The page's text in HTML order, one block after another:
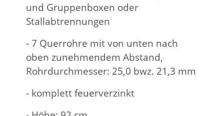
und Gruppenboxen oder
Stallabtrennungen
- 7 Querrohre mit von unten nach
oben zunehmendem Abstand,
Rohrdurchmesser: 25,0 bwz. 21,3 mm
- komplett feuerverzinkt